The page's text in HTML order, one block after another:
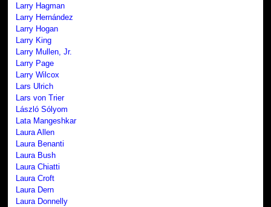
Larry Hagman
Larry Hernández
Larry Hogan
Larry King
Larry Mullen, Jr.
Larry Page
Larry Wilcox
Lars Ulrich
Lars von Trier
László Sólyom
Lata Mangeshkar
Laura Allen
Laura Benanti
Laura Bush
Laura Chiatti
Laura Croft
Laura Dern
Laura Donnelly